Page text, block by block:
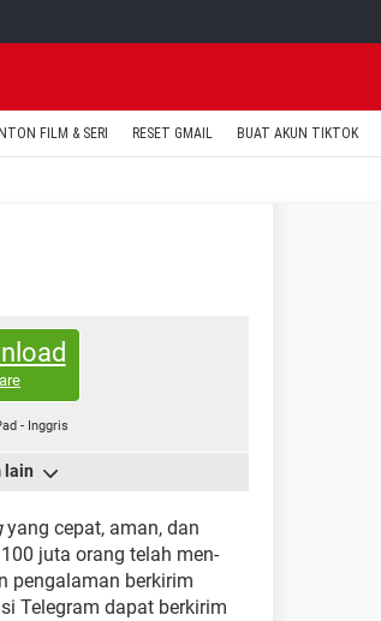
FILM & SERI RESET GMAIL BUAT AKUN TIKTOK
- Inggris
lain
yang cepat, aman, dan
juta orang telah men-
pengalaman berkirim
Telegram dapat berkirim